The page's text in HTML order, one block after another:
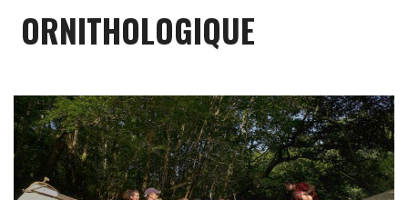
ORNITHOLOGIQUE